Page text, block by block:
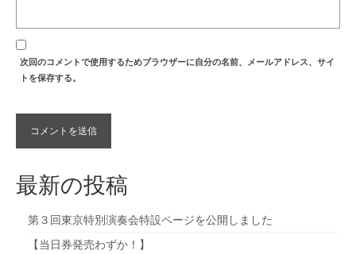
次回のコメントで使用するためブラウザーに自分の名前、メールアドレス、サイ
トを保存する。
最新の投稿
第３回東京特別演奏会特設ページを公開しました
【当日券発売わずか！】